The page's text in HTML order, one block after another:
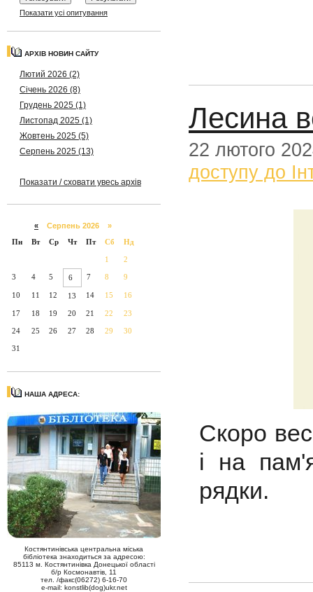
Показати усі опитування
АРХІВ НОВИН САЙТУ
Лютий 2026 (2)
Січень 2026 (8)
Грудень 2025 (1)
Листопад 2025 (1)
Жовтень 2025 (5)
Серпень 2025 (13)
Показати / сховати увесь архів
« Серпень 2026 »
Пн
Вт Ср Чт Пт Сб Нд
1 2
3 4 5 6 7 8 9
10 11 12 13 14 15 16
17 18 19 20 21 22 23
24 25 26 27 28 29 30
31
НАША АДРЕСА:
Костянтинівська центральна міська
бібліотека знаходиться за адресою:
85113 м. Костянтинівка Донецької області
б/р Космонавтів, 11
тел. /факс(06272) 6-16-70
e-mail: konstlib(dog)ukr.net
Лесина
22 лютого
доступу до
Скоро
і на
рядки.